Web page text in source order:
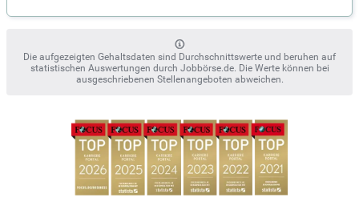
Die aufgezeigten Gehaltsdaten sind Durchschnittswerte und beruhen auf
statistischen Auswertungen durch Jobbörse.de. Die Werte können bei
ausgeschriebenen Stellenangeboten abweichen.